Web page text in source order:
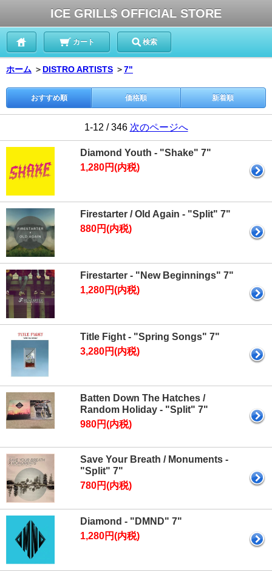
ICE GRILL$ OFFICIAL STORE
カート 検索
ホーム ＞ DISTRO ARTISTS ＞7"
おすすめ順 価格順 新着順
1-12 / 346 次のページへ
Diamond Youth - "Shake" 7"
1,280円(内税)
Firestarter / Old Again - "Split" 7"
880円(内税)
Firestarter - "New Beginnings" 7"
1,280円(内税)
Title Fight - "Spring Songs" 7"
3,280円(内税)
Batten Down The Hatches /
Random Holiday - "Split" 7"
980円(内税)
Save Your Breath / Monuments -
"Split" 7"
780円(内税)
Diamond - "DMND" 7"
1,280円(内税)